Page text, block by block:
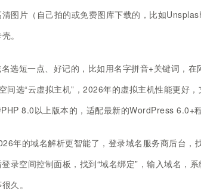
图片（自己拍的或免费图库下载的，比如
。
选短一点、好记的，比如用名字拼音+关键词，
选“云虚拟主机”，2026年的虚拟主机性能更好
8.0以上版本的，适配最新的WordPress 6.0+
年的域名解析更智能了，登录域名服务商后台，
录空间控制面板，找到“域名绑定”，输入域名，
久。